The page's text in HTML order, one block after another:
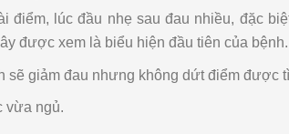
lúc đầu nhẹ sau đau nhiều, đặc
được xem là biểu hiện đầu tiên của bệnh.
giảm đau nhưng không dứt điểm được
vừa ngủ.